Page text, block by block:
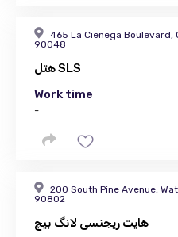
465 La Cienega Boulevard,
90048
هتل SLS
Work time
-
200 South Pine Avenue,
90802
هایت ریجنسی لانگ بیچ